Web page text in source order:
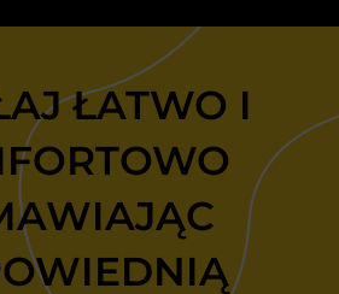
ŁATWO I